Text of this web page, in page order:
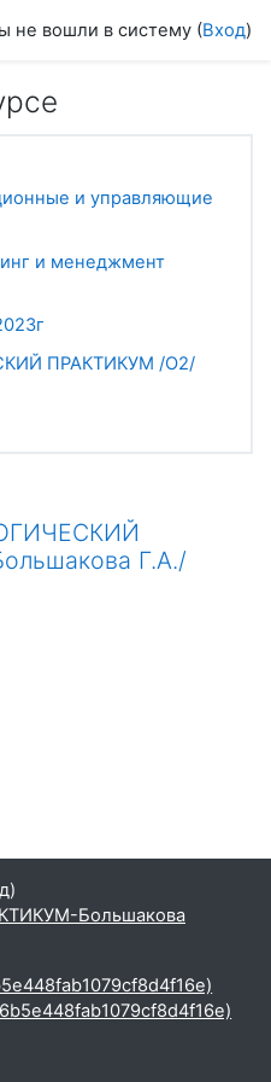
не вошли в систему (Вход)
и управляющие
и менеджмент
ПРАКТИКУМ /О2/
Г.А./
)
Большакова